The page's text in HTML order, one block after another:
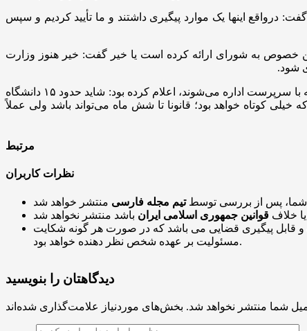
درواقع اینها یک موارد پیگیری داشتند و ما تأیید کردیم و سپس
خصوص به شورای ارائه کرده است یا خیر گفت: خیر هنوز وزارت
شود.
اقدامات وزارت علوم برای تعیین هرچه زودتر رئیس دانشگاه‌هایی که با سرپرست اداره می‌شوند، اعلام کرده بود: شاید حدود ۱۵ دانشگاه
کوتاه خواهد بود؛ قانونا تا شش ماه می‌تواند باشد ولی عملاً
مرتبط
نظرات کاربران
شما، پس از بررسی توسطتیم مجله فارسی
خلاف قوانین جمهوری اسلامی ایران
قابل پیگیری قضایی می باشد که در صورت هر گونه شکایت
مسئولیت بر عهده شخص نظر دهنده خواهد بود.
دیدگاهتان را بنویسید
شما منتشر نخواهد شد.